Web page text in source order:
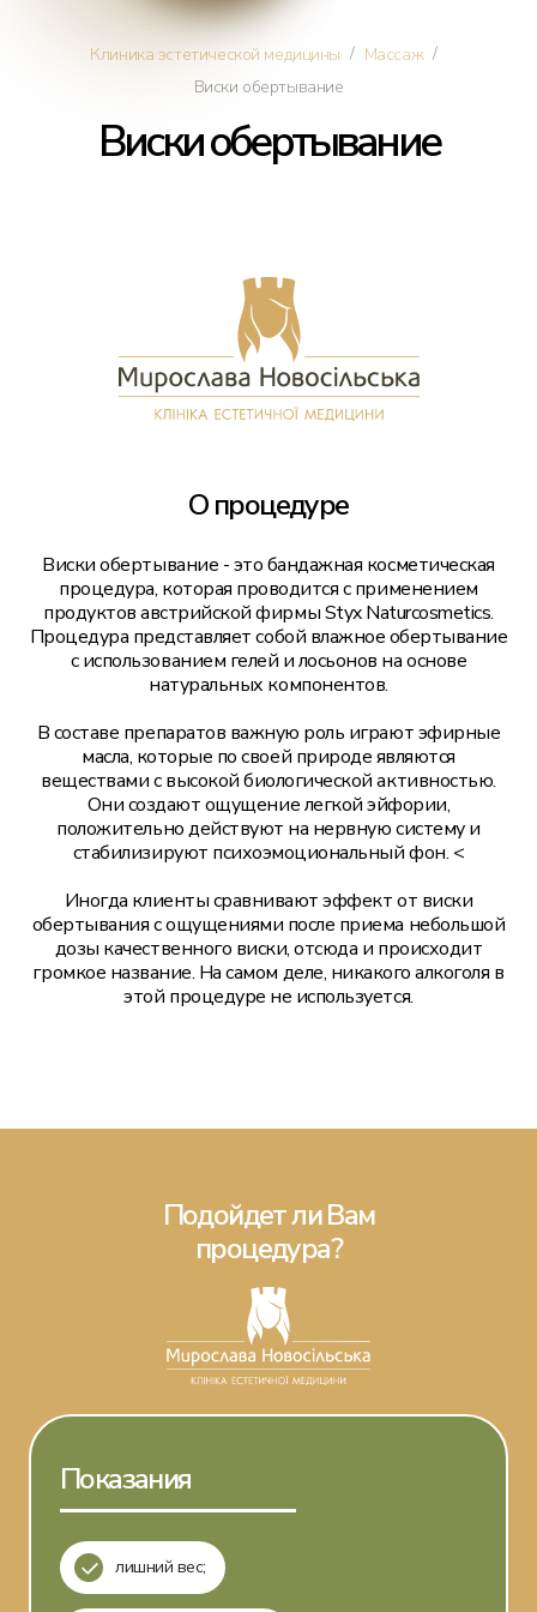
Косметология
Трансплантация волос
Парикмахерские услуги
Подология
Клиника эстетической медицины / Массаж /
Виски обертывание
Виски обертывание
О процедуре
Виски обертывание - это бандажная косметическая
процедура, которая проводится с применением
продуктов австрийской фирмы Styx Naturcosmetics.
Процедура представляет собой влажное обертывание
с использованием гелей и лосьонов на основе
натуральных компонентов.
В составе препаратов важную роль играют эфирные
масла, которые по своей природе являются
веществами с высокой биологической активностью.
Они создают ощущение легкой эйфории,
положительно действуют на нервную систему и
стабилизируют психоэмоциональный фон. <
Иногда клиенты сравнивают эффект от виски
обертывания с ощущениями после приема небольшой
дозы качественного виски, отсюда и происходит
громкое название. На самом деле, никакого алкоголя в
этой процедуре не используется.
Подойдет ли Вам
процедура?
Показания
лишний вес;